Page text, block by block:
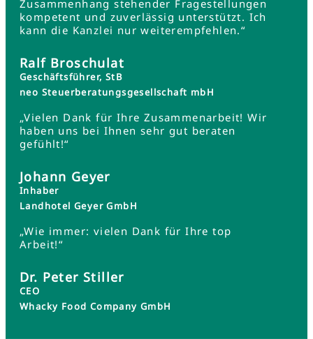
Zusammenhang stehender Fragestellungen
kompetent und zuverlässig unterstützt. Ich
kann die Kanzlei nur weiterempfehlen.“
Ralf Broschulat
Geschäftsführer, StB
neo Steuerberatungsgesellschaft mbH
„Vielen Dank für Ihre Zusammenarbeit! Wir
haben uns bei Ihnen sehr gut beraten
gefühlt!“
Johann Geyer
Inhaber
Landhotel Geyer GmbH
„Wie immer: vielen Dank für Ihre top
Arbeit!“
Dr. Peter Stiller
CEO
Whacky Food Company GmbH